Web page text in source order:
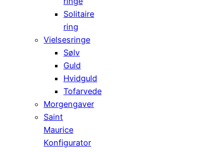
Solitaire
ring
Vielsesringe
Sølv
Guld
Hvidguld
Tofarvede
Morgengaver
Saint
Maurice
Konfigurator